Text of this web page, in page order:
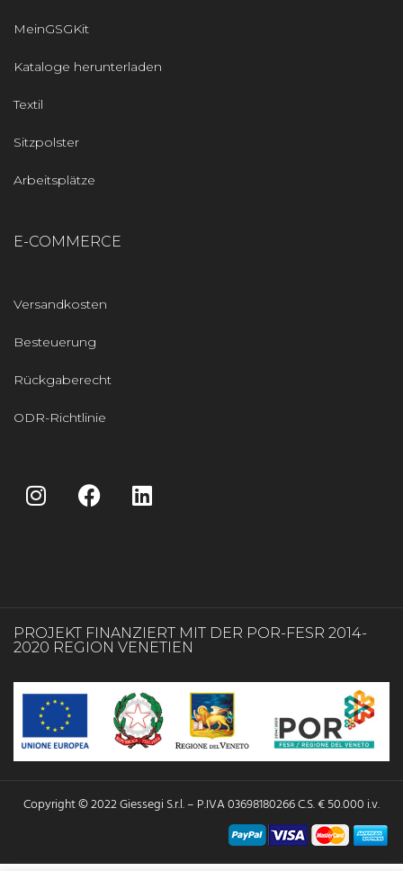
MeinGSGKit
Kataloge herunterladen
Textil
Sitzpolster
Arbeitsplätze
E-COMMERCE
Versandkosten
Besteuerung
Rückgaberecht
ODR-Richtlinie
PROJEKT FINANZIERT MIT DER POR-FESR 2014-
2020 REGION VENETIEN
Copyright © 2022 Giessegi S.r.l. – P.IVA 03698180266 C.S. € 50.000 i.v.